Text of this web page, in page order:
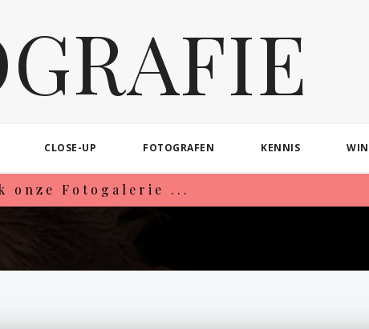
CLOSE-UP FOTOGRAFEN KENNIS
onze Fotogalerie ...